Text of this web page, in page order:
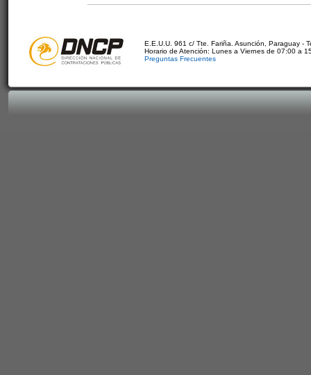
E.E.U.U. 961 c/ Tte. Fariña. Asunción, Paraguay -
Horario de Atención: Lunes a Viernes de 07:00 a
Preguntas Frecuentes